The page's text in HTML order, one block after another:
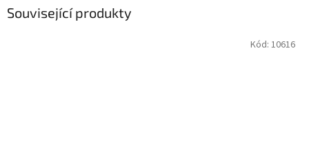
Související produkty
Kód: 10616